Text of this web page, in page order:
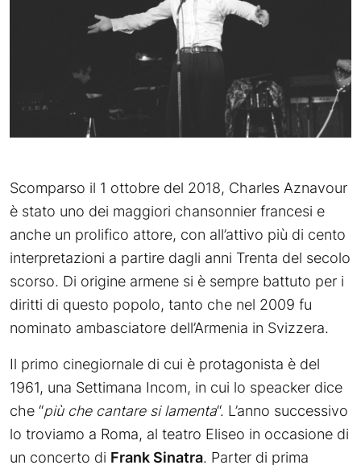
Scomparso il 1 ottobre del 2018, Charles Aznavour
è stato uno dei maggiori chansonnier francesi e
anche un prolifico attore, con all’attivo più di cento
interpretazioni a partire dagli anni Trenta del secolo
scorso. Di origine armene si è sempre battuto per i
diritti di questo popolo, tanto che nel 2009 fu
nominato ambasciatore dell’Armenia in Svizzera.
Il primo cinegiornale di cui è protagonista è del
1961, una Settimana Incom, in cui lo speacker dice
che “più che cantare si lamenta“. L’anno successivo
lo troviamo a Roma, al teatro Eliseo in occasione di
un concerto di Frank Sinatra. Parter di prima